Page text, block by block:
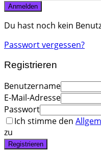
Anmelden
Du hast noch kein
Passwort vergessen?
Registrieren
Benutzername
E-Mail-Adresse
Passwort
Ich stimme den
zu
Registrieren